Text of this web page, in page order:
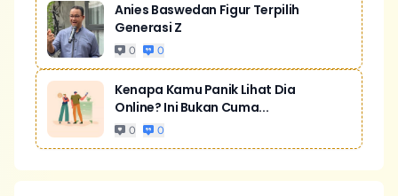
Anies Baswedan Figur Terpilih
Generasi Z
0 0
Kenapa Kamu Panik Lihat Dia
Online? Ini Bukan Cuma...
0 0